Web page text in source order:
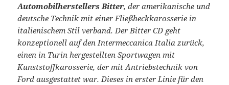
Automobilherstellers Bitter, der amerikanische und
deutsche Technik mit einer Fließheckkarosserie in
italienischem Stil verband. Der Bitter CD geht
konzeptionell auf den Intermeccanica Italia zurück,
einen in Turin hergestellten Sportwagen mit
Kunststoffkarosserie, der mit Antriebstechnik von
Ford ausgestattet war. Dieses in erster Linie für den